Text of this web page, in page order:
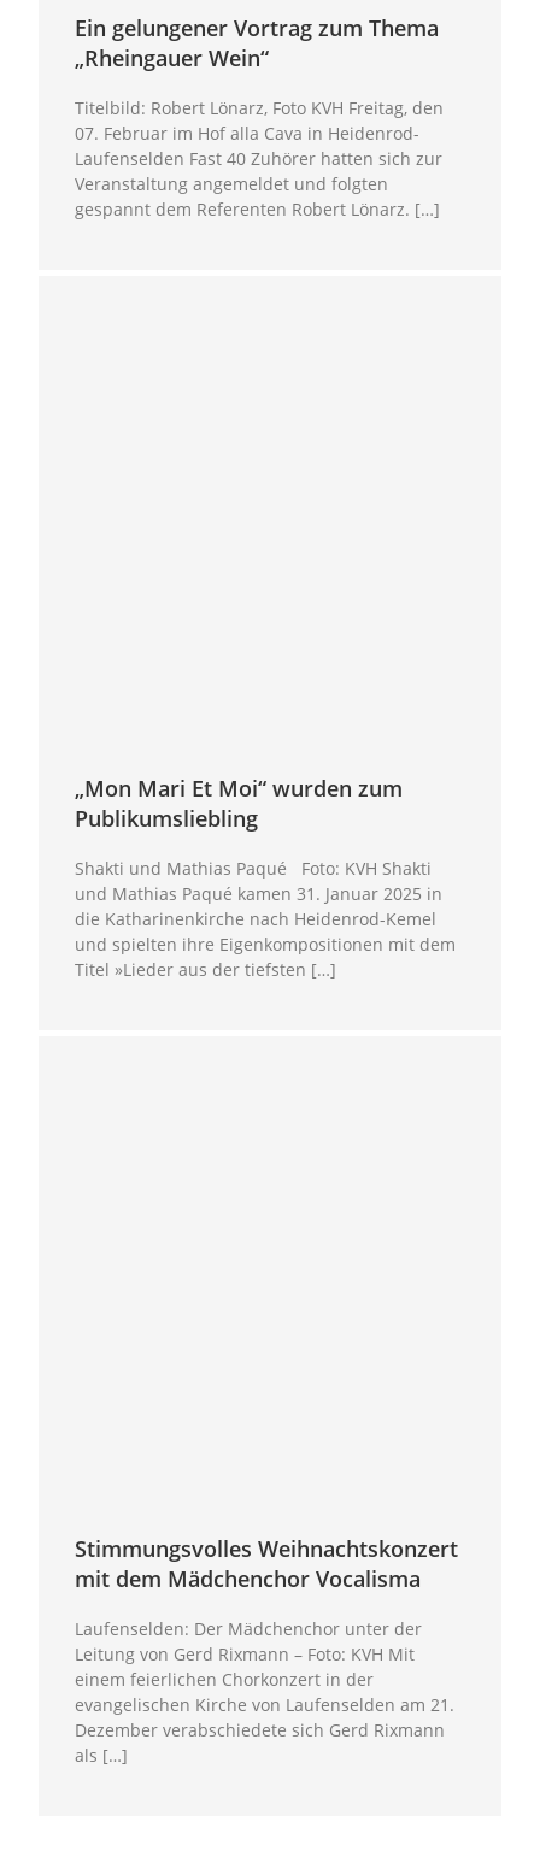
Ein gelungener Vortrag zum Thema
„Rheingauer Wein“
Titelbild: Robert Lönarz, Foto KVH Freitag, den
07. Februar im Hof alla Cava in Heidenrod-
Laufenselden Fast 40 Zuhörer hatten sich zur
Veranstaltung angemeldet und folgten
gespannt dem Referenten Robert Lönarz. […]
„Mon Mari Et Moi“ wurden zum
Publikumsliebling
Shakti und Mathias Paqué Foto: KVH Shakti
und Mathias Paqué kamen 31. Januar 2025 in
die Katharinenkirche nach Heidenrod-Kemel
und spielten ihre Eigenkompositionen mit dem
Titel »Lieder aus der tiefsten […]
Stimmungsvolles Weihnachtskonzert
mit dem Mädchenchor Vocalisma
Laufenselden: Der Mädchenchor unter der
Leitung von Gerd Rixmann – Foto: KVH Mit
einem feierlichen Chorkonzert in der
evangelischen Kirche von Laufenselden am 21.
Dezember verabschiedete sich Gerd Rixmann
als […]